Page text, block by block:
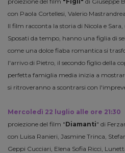
con Paola Cortellesi, Valerio
Il film racconta la storia di Nicola e
Sposati da tempo, hanno una figlia di
come una dolce fiaba romantica si
l'arrivo di Pietro, il secondo figlio della
perfetta famiglia media inizia a
si ritroveranno a scontrarsi con
Mercoledì 22 luglio alle ore 21:30
proiezione del film "Diamanti" di
con Luisa Ranieri, Jasmine Trinca,
Geppi Cucciari, Elena Sofia Ricci,